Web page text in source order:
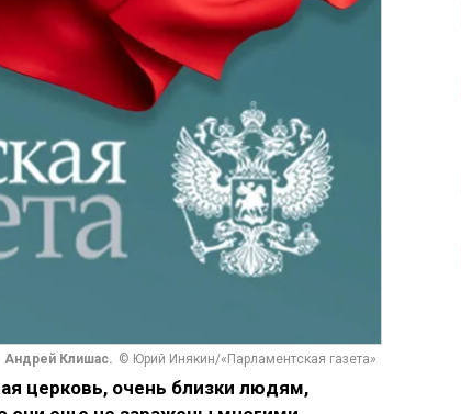
Андрей Клишас. © Юрий Инякин/«Парламентская газета»
церковь, очень близки людям,